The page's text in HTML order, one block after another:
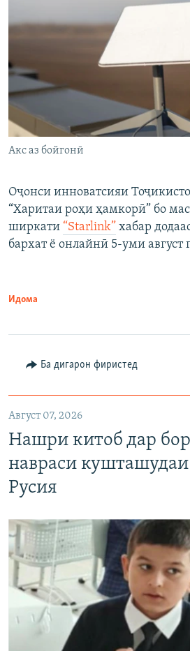
Акс аз бойгонӣ
Оҷонси инноватсияи
“Харитаи роҳи ҳамкорӣ” бо
ширкати “Starlink” хабар
бархат ё онлайнӣ 5-уми август
Идома
Ба дигарон фиристед
Август 07, 2026
Нашри китоб дар
навраси
Русия